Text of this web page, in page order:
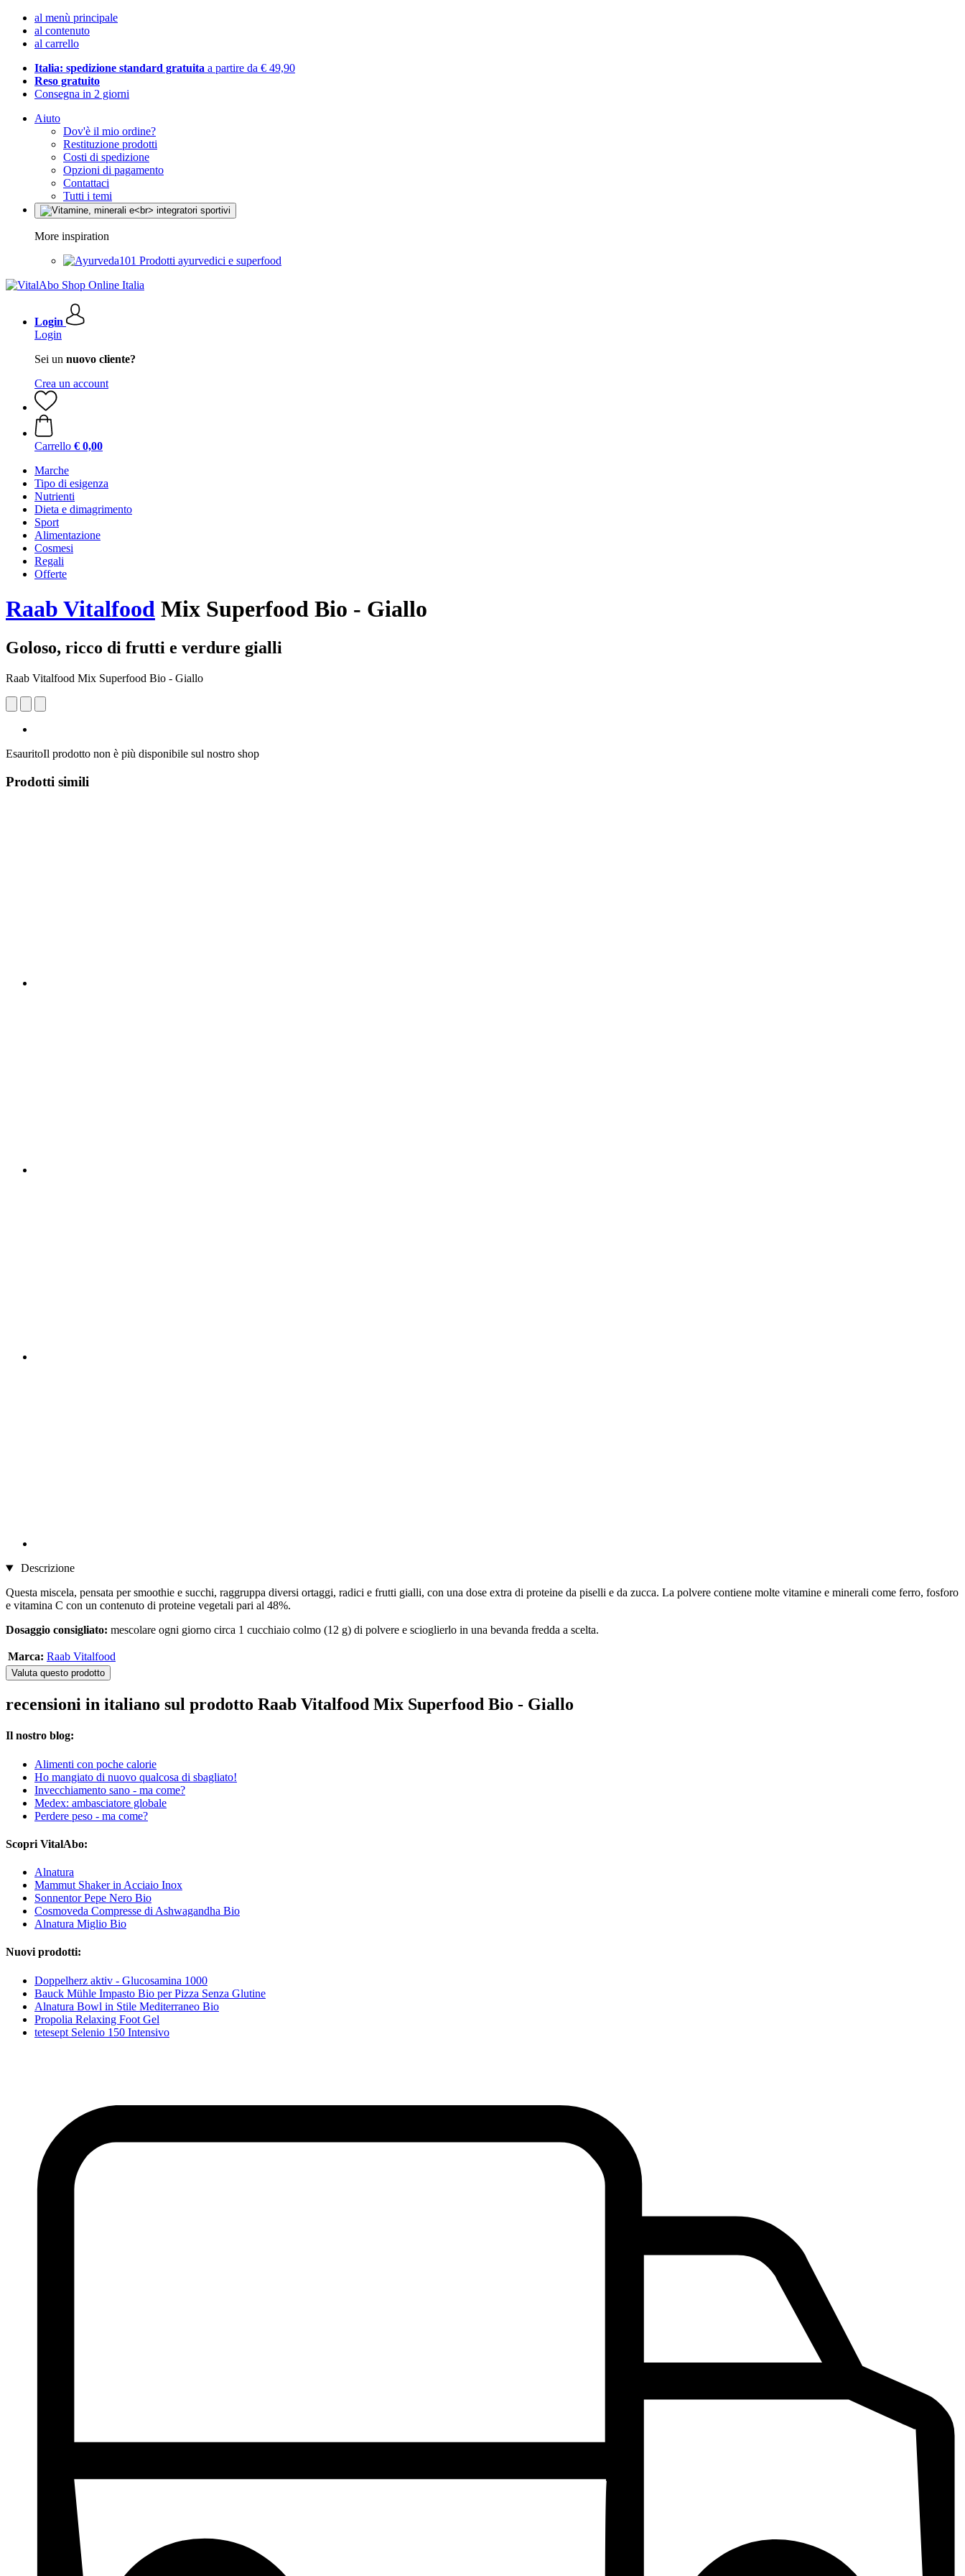
al menù principale
al contenuto
al carrello
Italia: spedizione standard gratuita a partire da € 49,90
Reso gratuito
Consegna in 2 giorni
Aiuto
Dov'è il mio ordine?
Restituzione prodotti
Costi di spedizione
Opzioni di pagamento
Contattaci
Tutti i temi
More inspiration
Prodotti ayurvedici e superfood
Login
Login
Sei un nuovo cliente?
Crea un account
Carrello € 0,00
Marche
Tipo di esigenza
Nutrienti
Dieta e dimagrimento
Sport
Alimentazione
Cosmesi
Regali
Offerte
Raab Vitalfood Mix Superfood Bio - Giallo
Goloso, ricco di frutti e verdure gialli
Raab Vitalfood Mix Superfood Bio - Giallo
EsauritoIl prodotto non è più disponibile sul nostro shop
Prodotti simili
Descrizione
Questa miscela, pensata per smoothie e succhi, raggruppa diversi ortaggi, radici e frutti gialli, con una dose extra di proteine ​​da piselli e da zucca. La polvere contiene molte vitamine e minerali come ferro, fosforo
e vitamina C con un contenuto di proteine ​​vegetali pari al 48%.
Dosaggio consigliato: mescolare ogni giorno circa 1 cucchiaio colmo (12 g) di polvere e scioglierlo in una bevanda fredda a scelta.
Marca: Raab Vitalfood
Valuta questo prodotto
recensioni in italiano sul prodotto Raab Vitalfood Mix Superfood Bio - Giallo
Il nostro blog:
Alimenti con poche calorie
Ho mangiato di nuovo qualcosa di sbagliato!
Invecchiamento sano - ma come?
Medex: ambasciatore globale
Perdere peso - ma come?
Scopri VitalAbo:
Alnatura
Mammut Shaker in Acciaio Inox
Sonnentor Pepe Nero Bio
Cosmoveda Compresse di Ashwagandha Bio
Alnatura Miglio Bio
Nuovi prodotti:
Doppelherz aktiv - Glucosamina 1000
Bauck Mühle Impasto Bio per Pizza Senza Glutine
Alnatura Bowl in Stile Mediterraneo Bio
Propolia Relaxing Foot Gel
tetesept Selenio 150 Intensivo